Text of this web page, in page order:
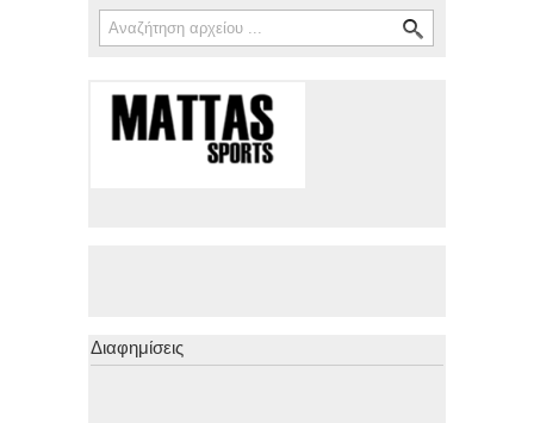
Φόρμα αναζήτησης
Αναζήτηση
Διαφημίσεις